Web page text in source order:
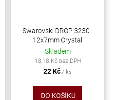
Swarovski DROP 3230 -
12x7mm Crystal
Skladem
18,18 Kč bez DPH
22 Kč / ks
DO KOŠÍKU